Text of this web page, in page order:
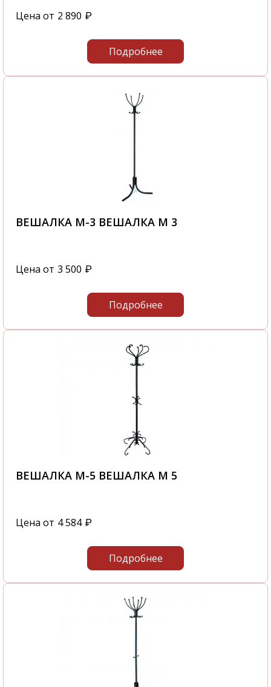
времени.
С нашей компании вы получите
качественную мебель в самые короткие
сроки.
Звоните нам по телефону
Походный проезд, д. 4, корп. 1, офис 602, 6-й
Цена от 2 890 ₽
Подробнее
ВЕШАЛКА М-3 ВЕШАЛКА М 3
Цена от 3 500 ₽
Подробнее
ВЕШАЛКА М-5 ВЕШАЛКА М 5
Цена от 4 584 ₽
Подробнее